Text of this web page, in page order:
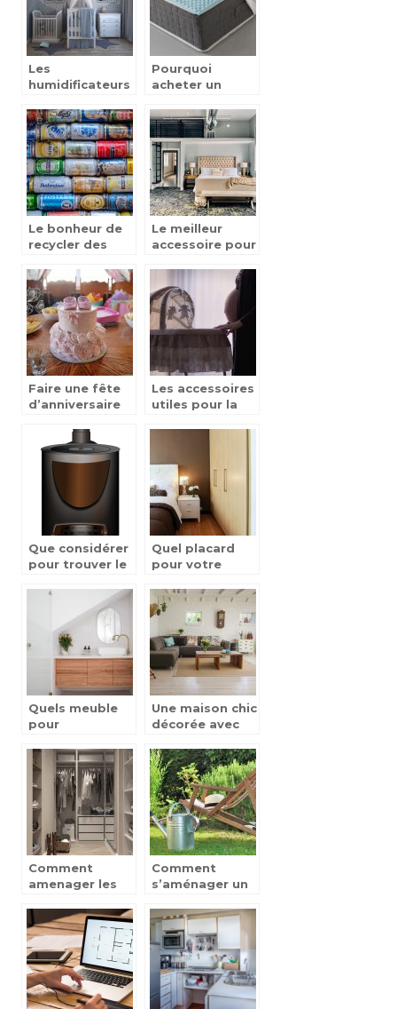
Les
humidificateurs
leur 31 pour
décorer la
chambres bébé
Pourquoi
acheter un
memoire de
forme ?
Le bonheur de
recycler des
Le meilleur
accessoire pour
chambre
Faire une fête
d’anniversaire
Les accessoires
utiles pour la
Que considérer
pour trouver le
parfait pour
votre maison ?
Quel placard
pour votre
coucher ?
Quels meuble
pour
salle de bain ?
Une maison chic
décorée avec
Comment
amenager les
?
Comment
s’aménager un
l’extérieur ?